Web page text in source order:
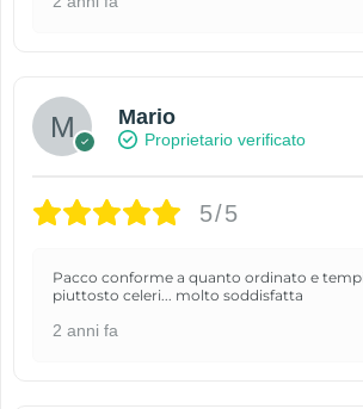
Mario
Proprietario verificato
5/5
Pacco conforme a quanto ordinato e
piuttosto celeri... molto soddisfatta
2 anni fa